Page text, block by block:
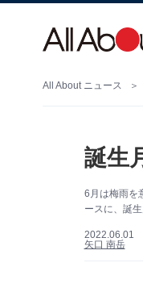
All About ニュース
誕生
6月は梅雨を
ースに、誕
2022.06.01
矢口 南岳